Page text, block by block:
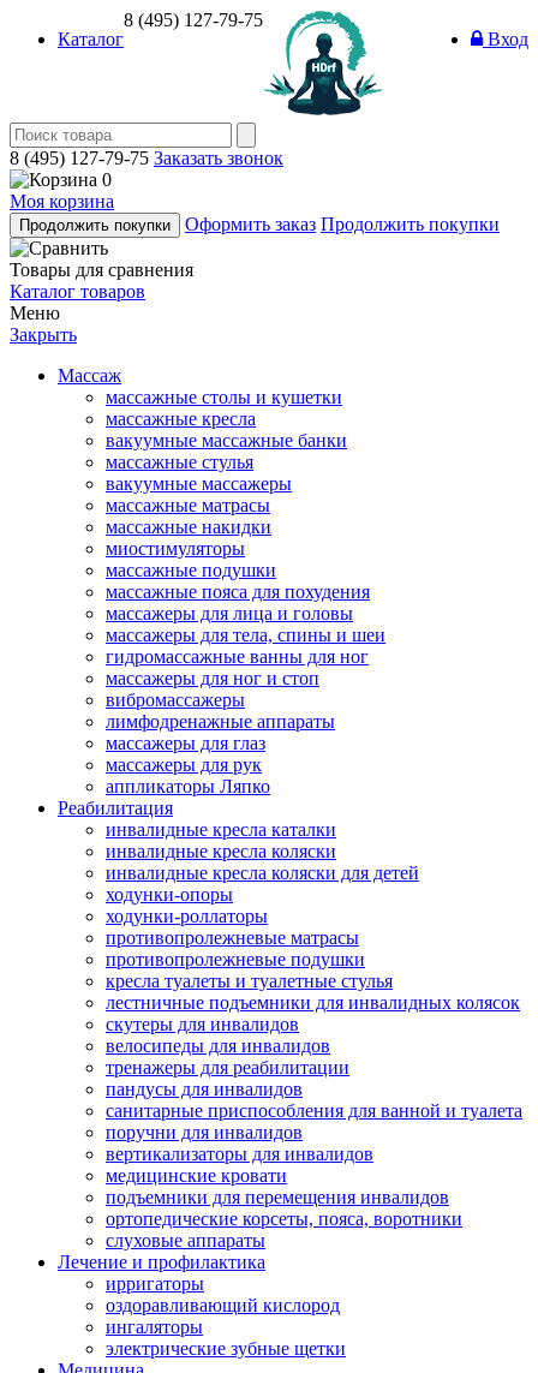
Каталог
8 (495) 127-79-75
Вход
8 (495) 127-79-75 Заказать звонок
0
Моя корзина
Продолжить покупки Оформить заказ Продолжить покупки
Товары для сравнения
Каталог товаров
Меню
Закрыть
Массаж
массажные столы и кушетки
массажные кресла
вакуумные массажные банки
массажные стулья
вакуумные массажеры
массажные матрасы
массажные накидки
миостимуляторы
массажные подушки
массажные пояса для похудения
массажеры для лица и головы
массажеры для тела, спины и шеи
гидромассажные ванны для ног
массажеры для ног и стоп
вибромассажеры
лимфодренажные аппараты
массажеры для глаз
массажеры для рук
аппликаторы Ляпко
Реабилитация
инвалидные кресла каталки
инвалидные кресла коляски
инвалидные кресла коляски для детей
ходунки-опоры
ходунки-роллаторы
противопролежневые матрасы
противопролежневые подушки
кресла туалеты и туалетные стулья
лестничные подъемники для инвалидных колясок
скутеры для инвалидов
велосипеды для инвалидов
тренажеры для реабилитации
пандусы для инвалидов
санитарные приспособления для ванной и туалета
поручни для инвалидов
вертикализаторы для инвалидов
медицинские кровати
подъемники для перемещения инвалидов
ортопедические корсеты, пояса, воротники
слуховые аппараты
Лечение и профилактика
ирригаторы
оздоравливающий кислород
ингаляторы
электрические зубные щетки